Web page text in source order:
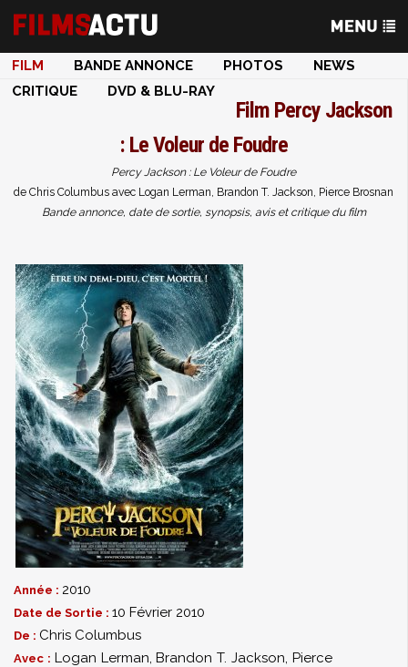
FILM BANDE ANNONCE PHOTOS
NEWS
CRITIQUE
DVD & BLU-RAY
Film Percy Jackson
: Le Voleur de Foudre
Percy Jackson : Le Voleur de Foudre
de Chris Columbus avec Logan Lerman, Brandon T. Jackson, Pierce Brosnan
Bande annonce, date de sortie, synopsis, avis et critique du film
Année : 2010
Date de Sortie : 10 Février 2010
De : Chris Columbus
Avec : Logan Lerman,Brandon T. Jackson,Pierce